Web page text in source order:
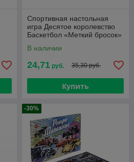
Спортивная настольная
игра Десятое королевство
Баскетбол «Меткий бросок»
В наличии
24,71 руб. 35,30 руб.
Купить
-30%